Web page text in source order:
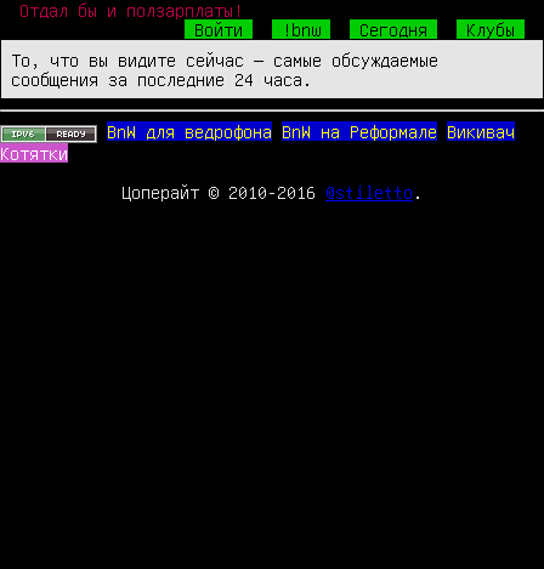
Отдал бы и ползарплаты!
Войти
!bnw Сегодня
Клубы
То, что вы видите сейчас — самые обсуждаемые
сообщения за последние 24 часа.
BnW для ведрофона BnW на Реформале
Викивач
Котятки
Цоперайт © 2010-2016 @stiletto